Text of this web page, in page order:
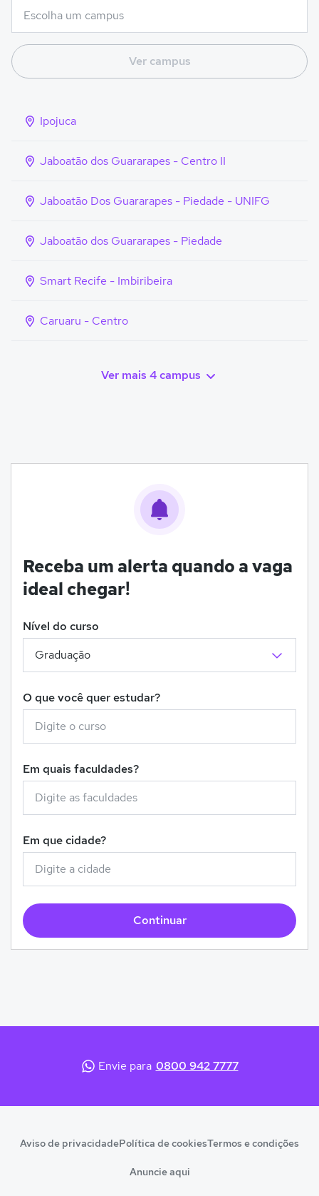
Ver campus
Ipojuca
Jaboatão dos Guararapes - Centro II
Jaboatão Dos Guararapes - Piedade - UNIFG
Jaboatão dos Guararapes - Piedade
Smart Recife - Imbiribeira
Caruaru - Centro
Ver mais 4 campus
Receba um alerta quando a vaga
ideal chegar!
Nível do curso
O que você quer estudar?
Em quais faculdades?
Em que cidade?
Continuar
Envie para 0800 942 7777
Aviso de privacidadePolítica de cookiesTermos e condições
Anuncie aqui